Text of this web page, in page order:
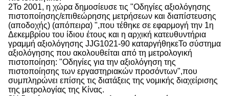
2Το 2001, η χώρα δημοσίευσε τις "Οδηγίες αξιολόγησης
πιστοποίησης/επιθεώρησης μετρήσεων και διαπίστευσης
(αποδοχής) (απόπειρα) ",που τέθηκε σε εφαρμογή την 1η
Δεκεμβρίου του ίδιου έτους και η αρχική κατευθυντήρια
γραμμή αξιολόγησης JJG1021-90 καταργήθηκεΤο σύστημα
αξιολόγησης που ακολουθείται από τη μετρολογική
πιστοποίηση: "Οδηγίες για την αξιολόγηση της
πιστοποίησης των εργαστηριακών προσόντων",που
συμπληρώνει επίσης τις διατάξεις της νομικής διαχείρισης
της μετρολογίας της Κίνας.